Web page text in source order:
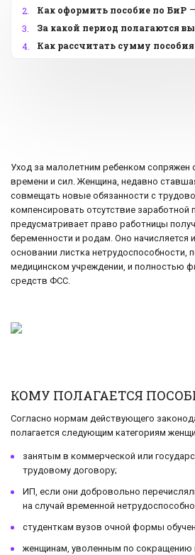
2.
Как оформить пособие по БиР
3.
За какой период полагаются
4.
Как рассчитать сумму пособия
Уход за малолетним ребенком сопряжен
времени и сил. Женщина, недавно
совмещать новые обязанности с
компенсировать отсутствие заработной
предусматривает право работницы
беременности и родам. Оно начисляется
основании листка нетрудоспособности,
медицинском учреждении, и полностью
средств ФСС.
КОМУ ПОЛАГАЕТСЯ
Согласно нормам действующего
полагается следующим категориям
занятым в коммерческой или
трудовому договору;
ИП, если они добровольно
на случай временной
студенткам вузов очной формы
женщинам, уволенным по сокращению